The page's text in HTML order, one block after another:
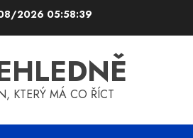
2026 05:58:39
KTERÝ MÁ CO ŘÍCT